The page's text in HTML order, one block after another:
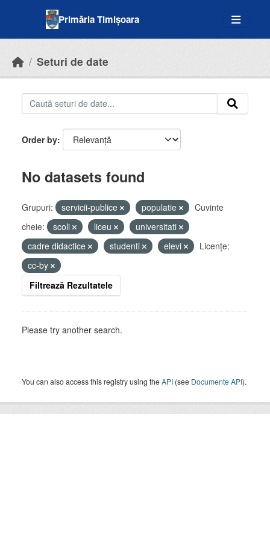
Primăria Timișoara
Seturi de date
Order by
No datasets found
Grupuri: servicii-publice populatie
Cuvinte
cheie:
scoli liceu
universitati
cadre didactice
studenti elevi
Licenţe:
cc-by
Filtrează Rezultatele
Please try another search.
You can also access this registry using theAPI (see Documente API).